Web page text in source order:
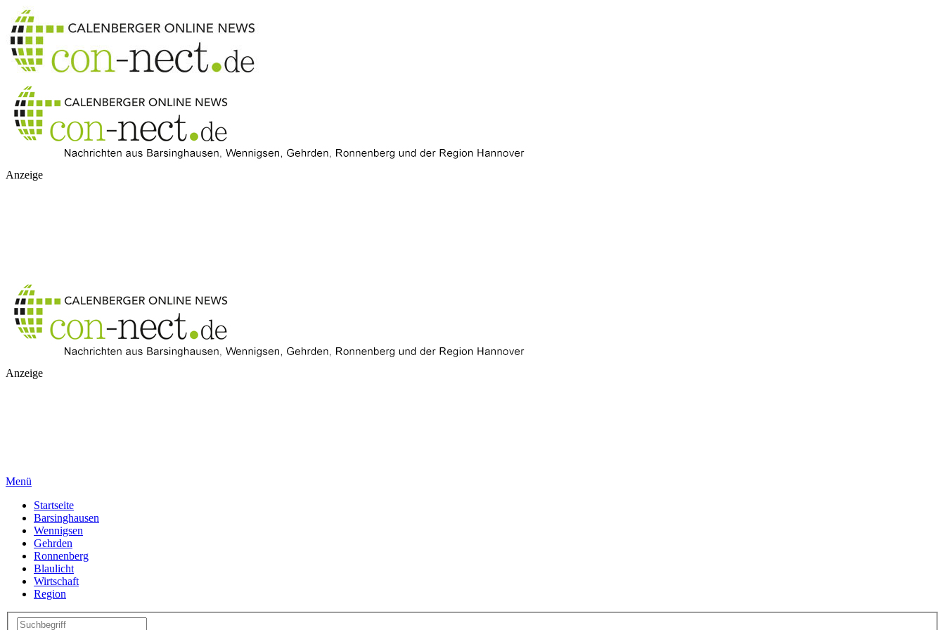
Anzeige
Anzeige
Menü
Startseite
Barsinghausen
Wennigsen
Gehrden
Ronnenberg
Blaulicht
Wirtschaft
Region